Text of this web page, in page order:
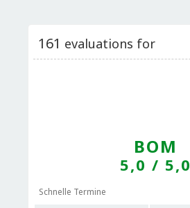
161 evaluations for
BOM
5,0 / 5,0
Schnelle Termine